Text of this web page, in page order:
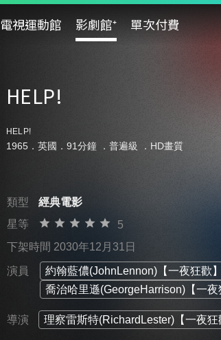
電視運動館 影劇館⁺ 單次付費
HELP!
HELP!
1965．英國．91分鐘 ． 普遍級 ．HD畫質
類型
經典電影
星等
5
下架時間 2030年12月31日
演員 約翰藍儂(JohnLennon)【一夜狂歡】
喬治哈里遜(GeorgeHarrison)【一夜
導演 理察雷斯特(RichardLester)【一夜狂